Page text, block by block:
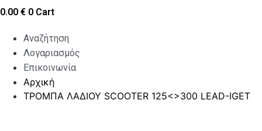
0.00 € 0 Cart
Αναζήτηση
Λογαριασμός
Επικοινωνία
Αρχική
ΤΡΟΜΠΑ ΛΑΔΙΟΥ SCOOTER 125<>300 LEAD-IGET